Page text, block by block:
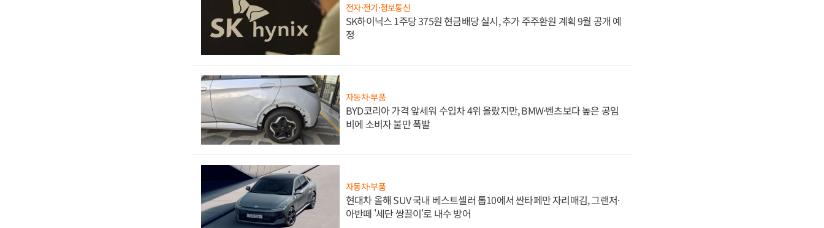
전자·전기·정보통신
SK하이닉스 1주당 375원 현금배당 실시, 추가 주주환원 계획 9월 공개 예
정
자동차·부품
BYD코리아 가격 앞세워 수입차 4위 올랐지만, BMW·벤츠보다 높은 공임
비에 소비자 불만 폭발
자동차·부품
현대차 올해 SUV 국내 베스트셀러 톱10에서 싼타페만 자리매김, 그랜저·
아반떼 '세단 쌍끌이'로 내수 방어